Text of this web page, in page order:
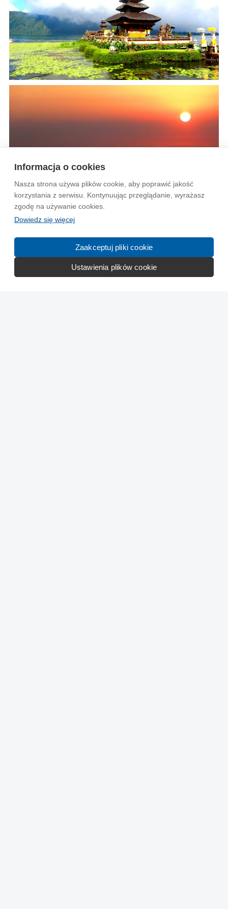
Informacja o cookies
Nasza strona używa plików cookie, aby poprawić jakość
korzystania z serwisu. Kontynuując przeglądanie, wyrażasz
zgodę na używanie cookies.
Dowiedz się więcej
Zaakceptuj pliki cookie
Ustawienia plików cookie